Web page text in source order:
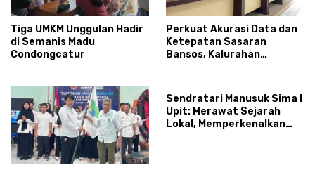
Tiga UMKM Unggulan Hadir
di Semanis Madu
Condongcatur
Perkuat Akurasi Data dan
Ketepatan Sasaran
Bansos, Kalurahan
Perlinsos
Sendratari Manusuk Sima I
Upit: Merawat Sejarah
Lokal, Memperkenalkan